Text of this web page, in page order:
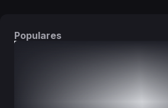
Populares